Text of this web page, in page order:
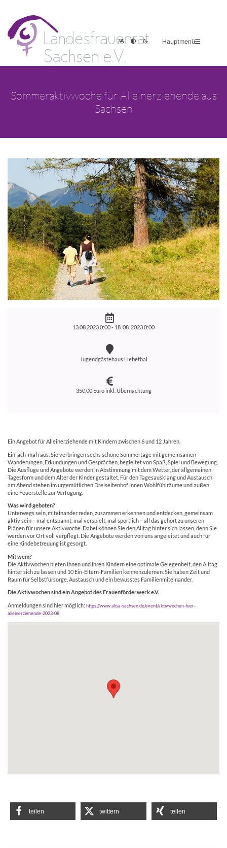
Hauptmenü
Sommeraktivwoche für Alleinerziehende aus
Sachsen
13.08.2023 0:00 - 18. 08. 2023 0:00
Jugendgästehaus Liebethal
350,00 Euro inkl. Übernachtung
Ein Angebot für Alleinerziehende mit Kindern zwischen 6 und 12 Jahren.
Einfach mal raus. Sie verbringen sechs schöne Sommertage mit gemeinsamen
Wanderungen, Erkundungen und Gesprächen, begleitet von Spaß, Spiel und Bewegung.
Die Ausflüge und Angebote werden in Abstimmung mit dem Wetter, der allgemeinen
Tagesform und dem Alter der Kinder gestaltet. Für den Tagesausklang und Austausch
am Abend stehen im urgemütlichen Dreiseitenhof innen Wohlfühlräume und außen
eine Feuerstelle zur Verfügung.
Was wird geboten?
Unterwegs sein, miteinander reden, zusammen erkennen und entdecken, gemeinsam
aktiv sein – mal entspannt, mal verspielt, mal sportlich – all das gehört zu unseren
Plänen für unsere Aktivwoche. Dabei können Sie den Alltag hinter sich lassen, denn Sie
werden vor Ort voll verpflegt. Die Angebote werden von uns angeleitet und auch für
eine Kindebetreuung ist gesorgt.
Mit wem?
Die Aktivwochen bieten Ihnen und Ihren Kindern eine optimale Gelegenheit, den Alltag
hinter sich zu lassen und 10 Ein-Eltern-Familien kennenzulernen. Sie haben Zeit und
Raum für Selbstfürsorge, Austausch und ein bewusstes Familienmiteinander.
Die Aktivwochen sind ein Angebot des Frauenförderwerk e.V.
Anmeldungen sind hier möglich: https://www.alisa-sachsen.de/event/aktivwochen-fuer-
alleinerziehende-2023-08
teilen twittern teilen